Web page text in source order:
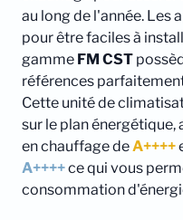
au long de l'année. Les
pour être faciles à
gamme FM CST
références
Cette unité de
sur le plan énergétique,
en chauffage deA++++
A++++ce qui vous
consommation